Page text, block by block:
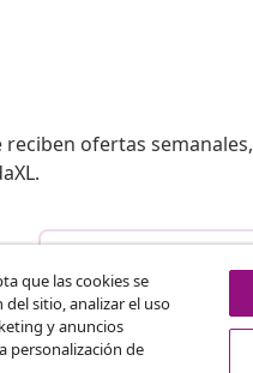
ofertas semanales,
que las cookies se
sitio, analizar el uso
y anuncios
personalización de